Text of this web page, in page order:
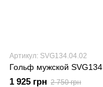
Артикул: SVG134.04.02
Гольф мужской SVG134
1 925 грн 2 750 грн